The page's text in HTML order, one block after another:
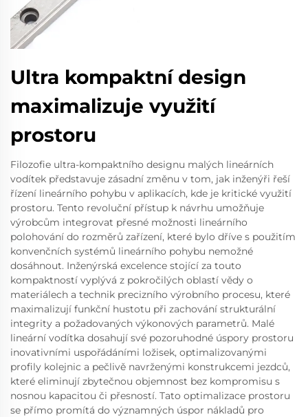
Ultra kompaktní design
maximalizuje využití
prostoru
Filozofie ultra-kompaktního designu malých lineárních
vodítek představuje zásadní změnu v tom, jak inženýři řeší
řízení lineárního pohybu v aplikacích, kde je kritické využití
prostoru. Tento revoluční přístup k návrhu umožňuje
výrobcům integrovat přesné možnosti lineárního
polohování do rozměrů zařízení, které bylo dříve s použitím
konvenčních systémů lineárního pohybu nemožné
dosáhnout. Inženýrská excelence stojící za touto
kompaktností vyplývá z pokročilých oblastí vědy o
materiálech a technik precizního výrobního procesu, které
maximalizují funkční hustotu při zachování strukturální
integrity a požadovaných výkonových parametrů. Malé
lineární vodítka dosahují své pozoruhodné úspory prostoru
inovativními uspořádáními ložisek, optimalizovanými
profily kolejnic a pečlivě navrženými konstrukcemi jezdců,
které eliminují zbytečnou objemnost bez kompromisu s
nosnou kapacitou či přesností. Tato optimalizace prostoru
se přímo promítá do významných úspor nákladů pro